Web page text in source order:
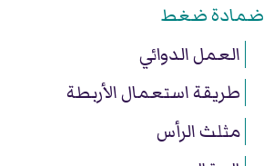
ضمادة ضغط
العمل الدوائي
طريقة استعمال الأربطة
مثلث الرأس